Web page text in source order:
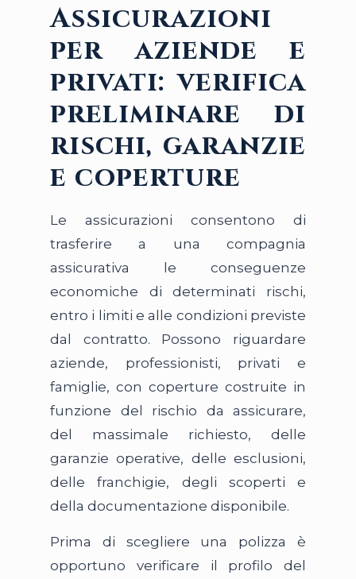
Assicurazioni
per aziende e
privati: verifica
preliminare di
rischi, garanzie
e coperture
Le assicurazioni consentono di
trasferire a una compagnia
assicurativa le conseguenze
economiche di determinati rischi,
entro i limiti e alle condizioni previste
dal contratto. Possono riguardare
aziende, professionisti, privati e
famiglie, con coperture costruite in
funzione del rischio da assicurare,
del massimale richiesto, delle
garanzie operative, delle esclusioni,
delle franchigie, degli scoperti e
della documentazione disponibile.
Prima di scegliere una polizza è
opportuno verificare il profilo del